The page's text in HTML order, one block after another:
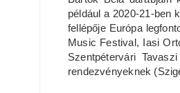
például a 2020-21-ben
fellépője Európa
Music Festival, Iasi
Szentpétervári
rendezvényeknek